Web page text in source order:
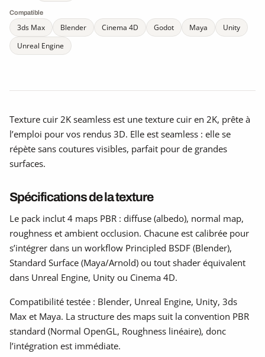
Compatible
3ds Max Blender Cinema 4D Godot Maya
Unity
Unreal Engine
Texture cuir 2K seamless est une texture cuir en 2K, prête à
l’emploi pour vos rendus 3D. Elle est seamless : elle se
répète sans coutures visibles, parfait pour de grandes
surfaces.
Spécifications de la texture
Le pack inclut 4 maps PBR : diffuse (albedo), normal map,
roughness et ambient occlusion. Chacune est calibrée pour
s’intégrer dans un workflow Principled BSDF (Blender),
Standard Surface (Maya/Arnold) ou tout shader équivalent
dans Unreal Engine, Unity ou Cinema 4D.
Compatibilité testée : Blender, Unreal Engine, Unity, 3ds
Max et Maya. La structure des maps suit la convention PBR
standard (Normal OpenGL, Roughness linéaire), donc
l’intégration est immédiate.